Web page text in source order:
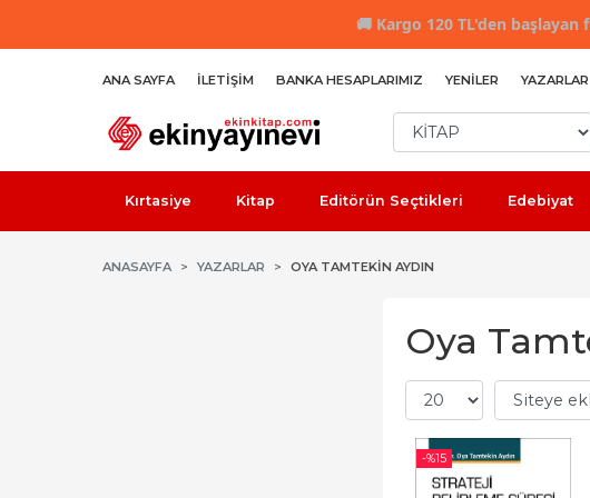
🚚 Kargo 120 TL'den
ANA SAYFA İLETIŞIM BANKA HESAPLARIMIZ YENILER YAZARLAR
Kırtasiye Kitap Editörün Seçtikleri Edebiyat
ANASAYFA YAZARLAR OYA TAMTEKIN AYDIN
Oya
-%15